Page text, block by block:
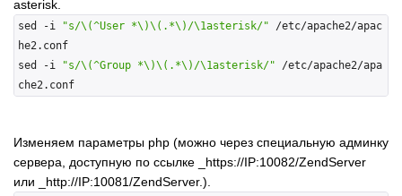
asterisk.
sed -i "s/\(^User *\)\(.*\)/\1asterisk/" /etc/apache2/apac
he2.conf
sed -i
"s/\(^Group *\)\(.*\)/\1asterisk/" /etc/apache2/apa
Изменяем параметры php (можно через специальную админку
сервера, доступную по ссылке _https://IP:10082/ZendServer
или _http://IP:10081/ZendServer.).